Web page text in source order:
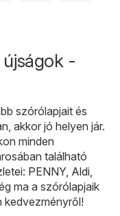
-
szórólapjait és
akkor jó helyen jár.
minden
található
PENNY, Aldi,
ma a szórólapjaik
kedvezményről!